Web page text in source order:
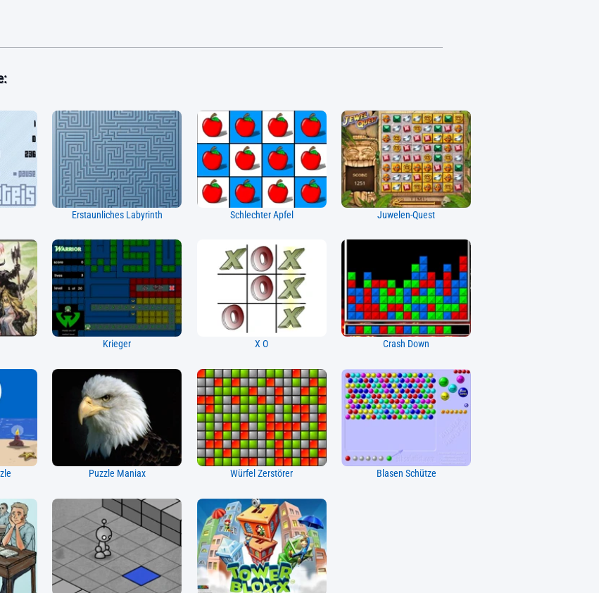
Erstaunliches Labyrinth Schlechter Apfel Juwelen-Quest
Krieger X O Crash Down
Puzzle Maniax Würfel Zerstörer Blasen Schütze